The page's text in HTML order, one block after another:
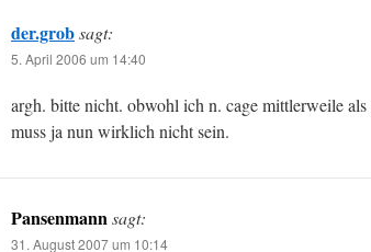
der.grobsagt:
5. April 2006 um 14:40
argh. bitte nicht. obwohl ich n. cage mittlerweile als
muss ja nun wirklich nicht sein.
Pansenmannsagt:
31. August 2007 um 10:14